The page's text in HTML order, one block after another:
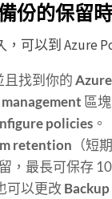
份的保留
可以到 Azure
且找到你的
區
policies 。
retention （短
，最長可保存
可以更改